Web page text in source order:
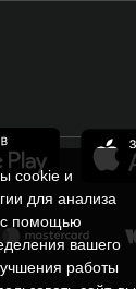
cookie и
для анализа
с помощью
вашего
работы